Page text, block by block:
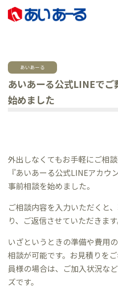
あいあーる
あいあーる公式LINEでご
始めました
外出しなくてもお手軽にご相
『あいあーる公式LINEアカウ
事前相談を始めました。
ご相談内容を入力いただくと
り、ご返信させていただきます
いざというときの準備や費用
相談が可能です。お見積りを
員様の場合は、ご加入状況な
ズです。